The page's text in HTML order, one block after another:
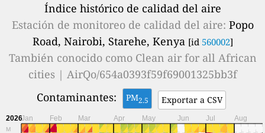
Índice histórico de calidad del aire
Estación de monitoreo de calidad del aire: Popo
Road, Nairobi, Starehe, Kenya [id 560002]
También conocido comoClean air for all African
cities | AirQo/654a0393f59f69001325bb3f
Contaminantes:
PM2.5 Exportar a CSV
2026
M
Jan Feb Mar Apr May Jun Jul Aug